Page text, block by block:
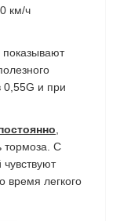
км/ч
0,55G и при
тормоза. С
время легкого